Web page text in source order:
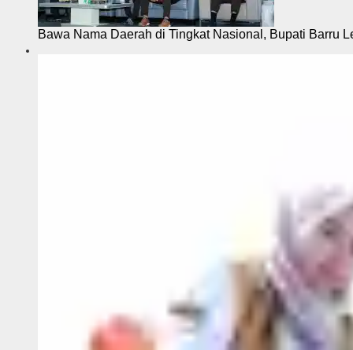
Bawa Nama Daerah di Tingkat Nasional, Bupati Barru